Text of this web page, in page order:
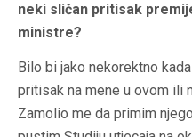
neki sličan pritisak
ministre?
Bilo bi jako nekorektno
pritisak na mene u ovom ili
Zamolio me da primim